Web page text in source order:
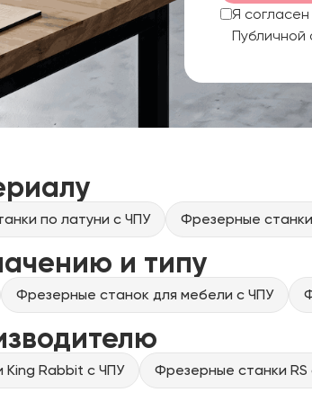
Я
Публичной
по латуни с ЧПУ Фрезерные
и типу
Фрезерные станок для мебели с ЧПУ
Rabbit с ЧПУ Фрезерные станки RS